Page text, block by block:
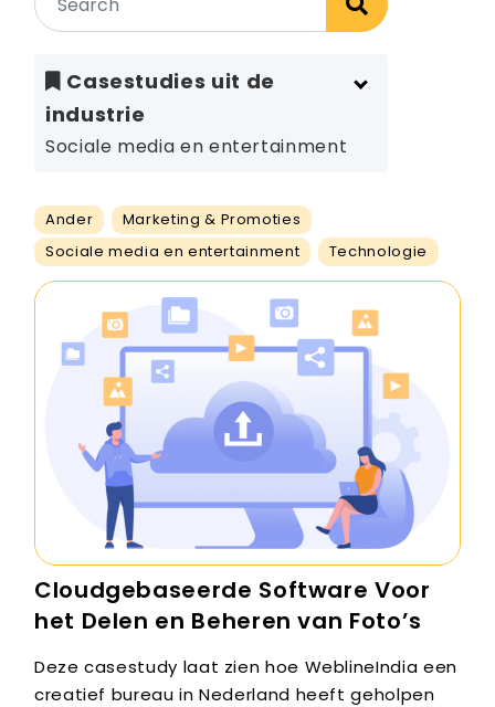
Casestudies uit de
industrie
Sociale media en entertainment
Ander
Marketing & Promoties
Sociale media en entertainment
Technologie
Cloudgebaseerde Software Voor
het Delen en Beheren van Foto’s
Deze casestudy laat zien hoe WeblineIndia een
creatief bureau in Nederland heeft geholpen